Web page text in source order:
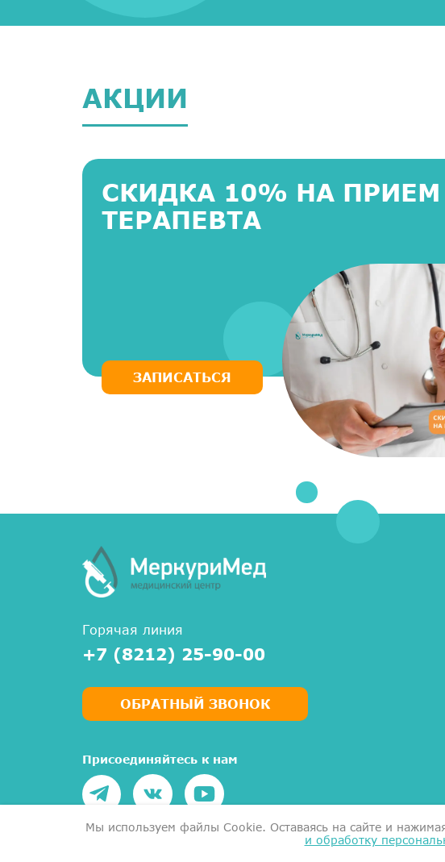
АКЦИИ
СКИДКА 10% НА ПРИЕМ
ТЕРАПЕВТА
ЗАПИСАТЬСЯ
Горячая линия
+7 (8212) 25-90-00
ОБРАТНЫЙ ЗВОНОК
Присоединяйтесь к нам
Мы используем файлы Сookie. Оставаясь на сайте и
и обработку